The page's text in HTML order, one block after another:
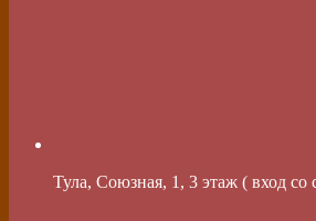
Тула, Союзная, 1, 3 этаж ( вход со